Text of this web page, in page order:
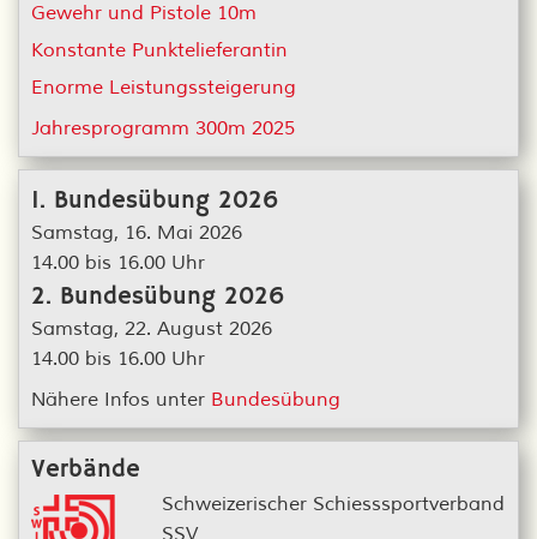
Gewehr und Pistole 10m
Konstante Punktelieferantin
Enorme Leistungssteigerung
Jahresprogramm 300m 2025
1. Bundesübung 2026
Samstag, 16. Mai 2026
14.00 bis 16.00 Uhr
2. Bundesübung 2026
Samstag, 22. August 2026
14.00 bis 16.00 Uhr
Nähere Infos unter Bundesübung
Verbände
Schweizerischer Schiesssportverband